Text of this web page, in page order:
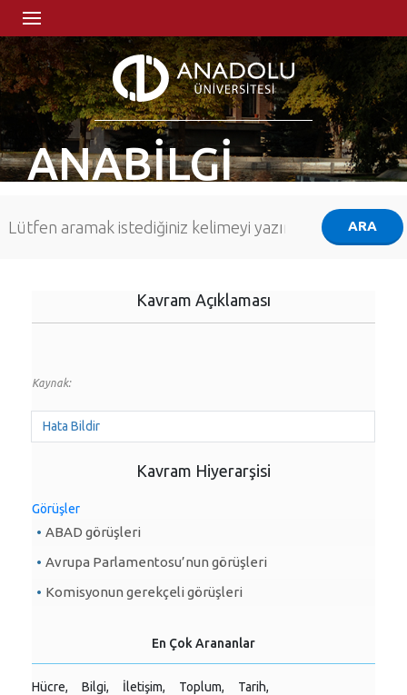
ANABİLGİ
Kavram Açıklaması
Kaynak:
Hata Bildir
Kavram Hiyerarşisi
Görüşler
ABAD görüşleri
Avrupa Parlamentosu’nun görüşleri
Komisyonun gerekçeli görüşleri
En Çok Arananlar
Hücre, Bilgi, İletişim, Toplum,
Tarih,